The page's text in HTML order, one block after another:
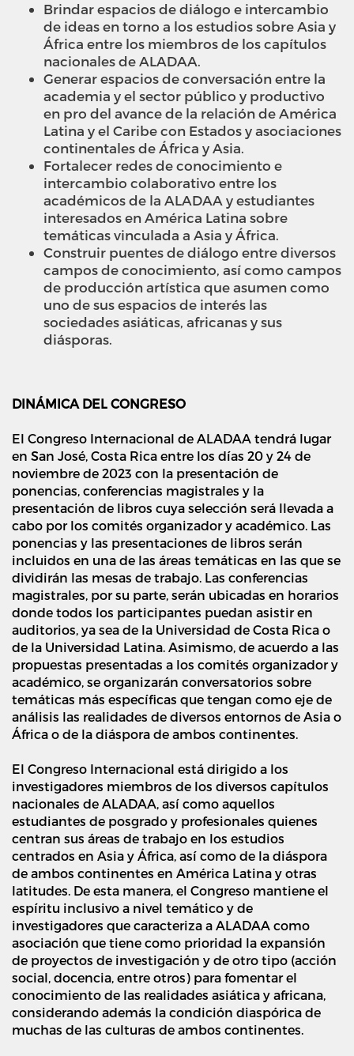
Brindar espacios de diálogo e intercambio
de ideas en torno a los estudios sobre Asia y
África entre los miembros de los capítulos
nacionales de ALADAA.
Generar espacios de conversación entre la
academia y el sector público y productivo
en pro del avance de la relación de América
Latina y el Caribe con Estados y asociaciones
continentales de África y Asia.
Fortalecer redes de conocimiento e
intercambio colaborativo entre los
académicos de la ALADAA y estudiantes
interesados en América Latina sobre
temáticas vinculada a Asia y África.
Construir puentes de diálogo entre diversos
campos de conocimiento, así como campos
de producción artística que asumen como
uno de sus espacios de interés las
sociedades asiáticas, africanas y sus
diásporas.
DINÁMICA DEL CONGRESO
El Congreso Internacional de ALADAA tendrá lugar
en San José, Costa Rica entre los días 20 y 24 de
noviembre de 2023 con la presentación de
ponencias, conferencias magistrales y la
presentación de libros cuya selección será llevada a
cabo por los comités organizador y académico. Las
ponencias y las presentaciones de libros serán
incluidos en una de las áreas temáticas en las que se
dividirán las mesas de trabajo. Las conferencias
magistrales, por su parte, serán ubicadas en horarios
donde todos los participantes puedan asistir en
auditorios, ya sea de la Universidad de Costa Rica o
de la Universidad Latina. Asimismo, de acuerdo a las
propuestas presentadas a los comités organizador y
académico, se organizarán conversatorios sobre
temáticas más específicas que tengan como eje de
análisis las realidades de diversos entornos de Asia o
África o de la diáspora de ambos continentes.
El Congreso Internacional está dirigido a los
investigadores miembros de los diversos capítulos
nacionales de ALADAA, así como aquellos
estudiantes de posgrado y profesionales quienes
centran sus áreas de trabajo en los estudios
centrados en Asia y África, así como de la diáspora
de ambos continentes en América Latina y otras
latitudes. De esta manera, el Congreso mantiene el
espíritu inclusivo a nivel temático y de
investigadores que caracteriza a ALADAA como
asociación que tiene como prioridad la expansión
de proyectos de investigación y de otro tipo (acción
social, docencia, entre otros) para fomentar el
conocimiento de las realidades asiática y africana,
considerando además la condición diaspórica de
muchas de las culturas de ambos continentes.